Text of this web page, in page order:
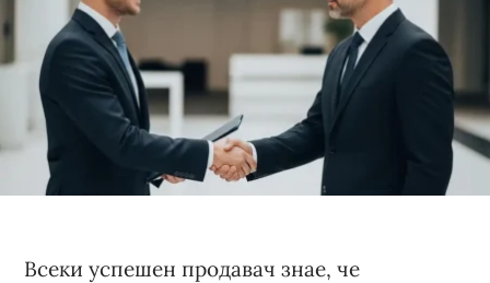
Всеки успешен продавач знае, че